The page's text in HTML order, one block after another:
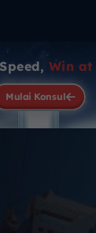
Win at
Mulai Konsul